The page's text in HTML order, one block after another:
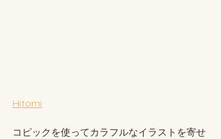
Hitomi
コピックを使ってカラフルなイラストを寄せ